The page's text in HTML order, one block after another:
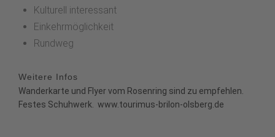
Kulturell interessant
Einkehrmöglichkeit
Rundweg
Weitere Infos
Wanderkarte und Flyer vom Rosenring sind zu empfehlen.
Festes Schuhwerk. www.tourimus-brilon-olsberg.de